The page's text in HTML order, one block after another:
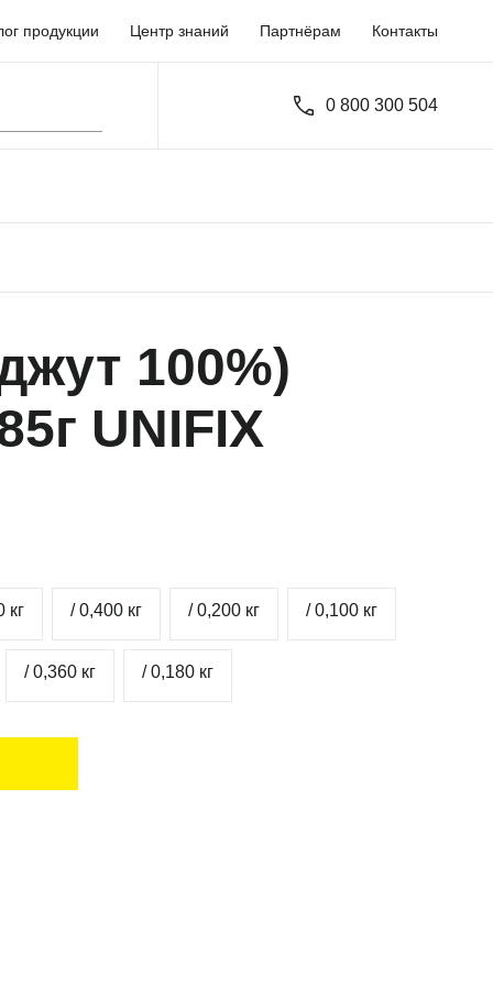
продукции Центр знаний Партнёрам Контакты
0 800 300 504
100%)
UNIFIX
кг / 0,400 кг / 0,200 кг / 0,100 кг
/ 0,360 кг / 0,180 кг